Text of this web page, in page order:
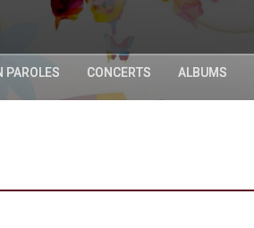
PAROLES CONCERTS ALBUMS